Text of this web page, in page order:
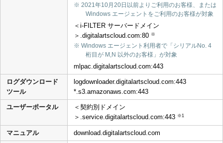
※ 2021年10月20日以前よりご利用のお客様、または
Windows エージェントをご利用のお客様が対象
＜i-FILTER サーバードメイン
＞.digitalartscloud.com:80 ※
※ Windows エージェント利用者で「シリアルNo. 4
桁目が M,N 以外のお客様」が対象
mlpac.digitalartscloud.com:443
ログダウンロード
ツール
logdownloader.digitalartscloud.com:443
*.s3.amazonaws.com:443
ユーザーポータル
＜契約別ドメイン
＞.service.digitalartscloud.com:443 ※1
マニュアル download.digitalartscloud.com